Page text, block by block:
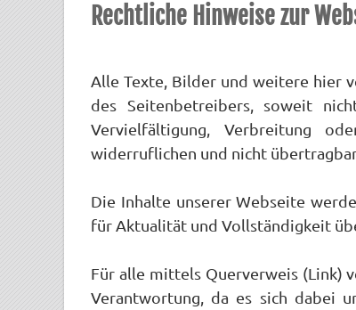
Rechtliche Hinweise zur
Alle Texte, Bilder und weitere hier
des Seitenbetreibers, soweit
Vervielfältigung, Verbreitung
widerruflichen und nicht
Die Inhalte unserer Webseite
für Aktualität und Vollständigkeit
Für alle mittels Querverweis (Link)
Verantwortung, da es sich dabei